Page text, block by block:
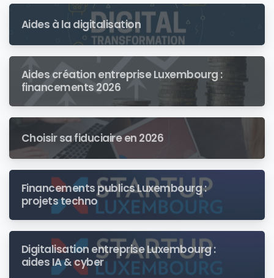
Aides à la digitalisation
Aides création entreprise Luxembourg :
financements 2026
Choisir sa fiduciaire en 2026
Financements publics Luxembourg :
projets techno
Digitalisation entreprise Luxembourg :
aides IA & cyber